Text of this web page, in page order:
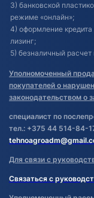
3) банковской
режиме «онлайн»;
4) оформление кредита
лизинг;
5) безналичный расчет
Уполномоченный
покупателей о
законодательством о
специалист по
тел.: +375 44 514-84-
Для связи с
Связаться с